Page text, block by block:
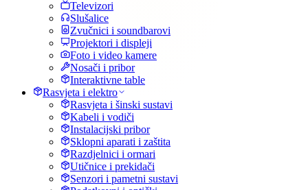
Televizori
Slušalice
Zvučnici i soundbarovi
Projektori i displeji
Foto i video kamere
Nosači i pribor
Interaktivne table
Rasvjeta i elektro
Rasvjeta i šinski sustavi
Kabeli i vodiči
Instalacijski pribor
Sklopni aparati i zaštita
Razdjelnici i ormari
Utičnice i prekidači
Senzori i pametni sustavi